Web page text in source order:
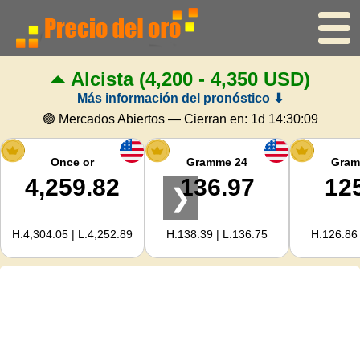
Inicio
Precio del oro
Precio de la plata
Calculadora de oro
Para Webmasters
Alcista(4,200 - 4,350 USD)
Más información del pronóstico ⬇
🟢 Mercados Abiertos — Cierran en: 1d 14:30:08
Once or
4,259.82
H:4,304.05 | L:4,252.89
Gramme 24
136.97
H:138.39 | L:136.75
❯